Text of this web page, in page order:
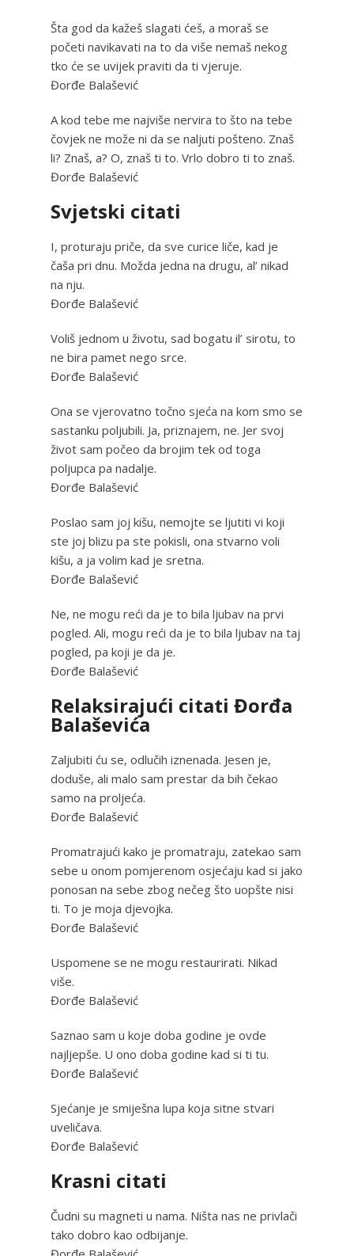
Šta god da kažeš slagati ćeš, a moraš se
početi navikavati na to da više nemaš nekog
tko će se uvijek praviti da ti vjeruje.
Đorđe Balašević
A kod tebe me najviše nervira to što na tebe
čovjek ne može ni da se naljuti pošteno. Znaš
li? Znaš, a? O, znaš ti to. Vrlo dobro ti to znaš.
Đorđe Balašević
Svjetski citati
I, proturaju priče, da sve curice liče, kad je
čaša pri dnu. Možda jedna na drugu, al’ nikad
na nju.
Đorđe Balašević
Voliš jednom u životu, sad bogatu il’ sirotu, to
ne bira pamet nego srce.
Đorđe Balašević
Ona se vjerovatno točno sjeća na kom smo se
sastanku poljubili. Ja, priznajem, ne. Jer svoj
život sam počeo da brojim tek od toga
poljupca pa nadalje.
Đorđe Balašević
Poslao sam joj kišu, nemojte se ljutiti vi koji
ste joj blizu pa ste pokisli, ona stvarno voli
kišu, a ja volim kad je sretna.
Đorđe Balašević
Ne, ne mogu reći da je to bila ljubav na prvi
pogled. Ali, mogu reći da je to bila ljubav na taj
pogled, pa koji je da je.
Đorđe Balašević
Relaksirajući citati Đorđa
Balaševića
Zaljubiti ću se, odlučih iznenada. Jesen je,
doduše, ali malo sam prestar da bih čekao
samo na proljeća.
Đorđe Balašević
Promatrajući kako je promatraju, zatekao sam
sebe u onom pomjerenom osjećaju kad si jako
ponosan na sebe zbog nečeg što uopšte nisi
ti. To je moja djevojka.
Đorđe Balašević
Uspomene se ne mogu restaurirati. Nikad
više.
Đorđe Balašević
Saznao sam u koje doba godine je ovde
najljepše. U ono doba godine kad si ti tu.
Đorđe Balašević
Sjećanje je smiješna lupa koja sitne stvari
uveličava.
Đorđe Balašević
Krasni citati
Čudni su magneti u nama. Ništa nas ne privlači
tako dobro kao odbijanje.